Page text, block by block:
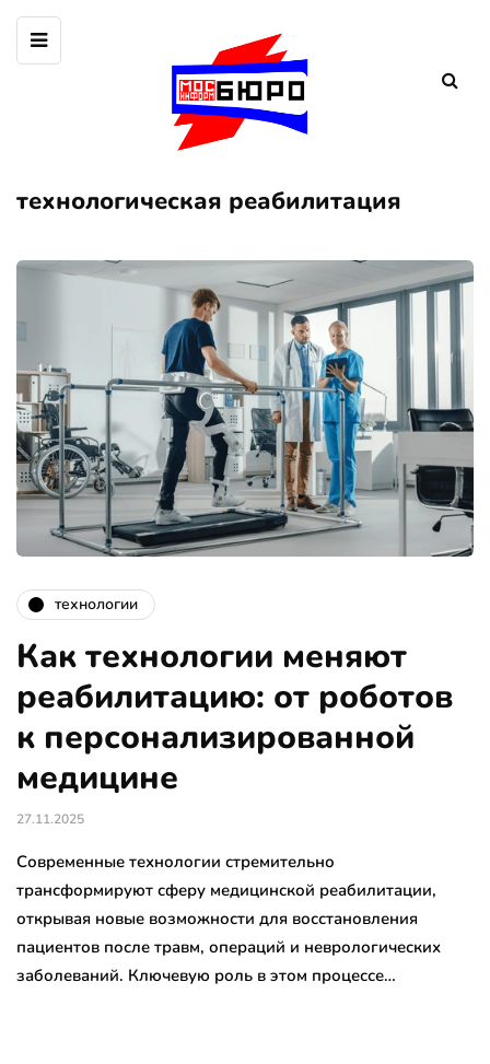
технологическая реабилитация
технологии
Как технологии меняют
реабилитацию: от роботов
к персонализированной
медицине
27.11.2025
Современные технологии стремительно
трансформируют сферу медицинской реабилитации,
открывая новые возможности для восстановления
пациентов после травм, операций и неврологических
заболеваний. Ключевую роль в этом процессе…